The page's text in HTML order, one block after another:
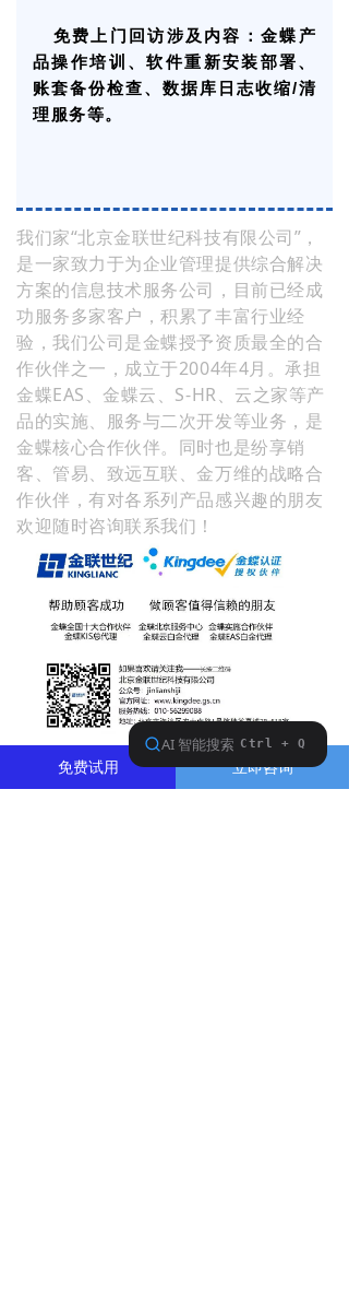
免费上门回访涉及内容：金蝶产
品操作培训、软件重新安装部署、
账套备份检查、数据库日志收缩/清
理服务等。
我们家“北京金联世纪科技有限公司”，
是一家致力于为企业管理提供综合解决
方案的信息技术服务公司，目前已经成
功服务多家客户，积累了丰富行业经
验，我们公司是金蝶授予资质最全的合
作伙伴之一，成立于2004年4月。承担
金蝶EAS、金蝶云、S-HR、云之家等产
品的实施、服务与二次开发等业务，是
金蝶核心合作伙伴。同时也是纷享销
客、管易、致远互联、金万维的战略合
作伙伴，有对各系列产品感兴趣的朋友
欢迎随时咨询联系我们！
免费试用 立即咨询